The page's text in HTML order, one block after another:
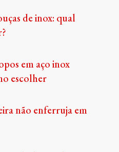
de inox: qual
em aço inox
escolher
não enferruja em